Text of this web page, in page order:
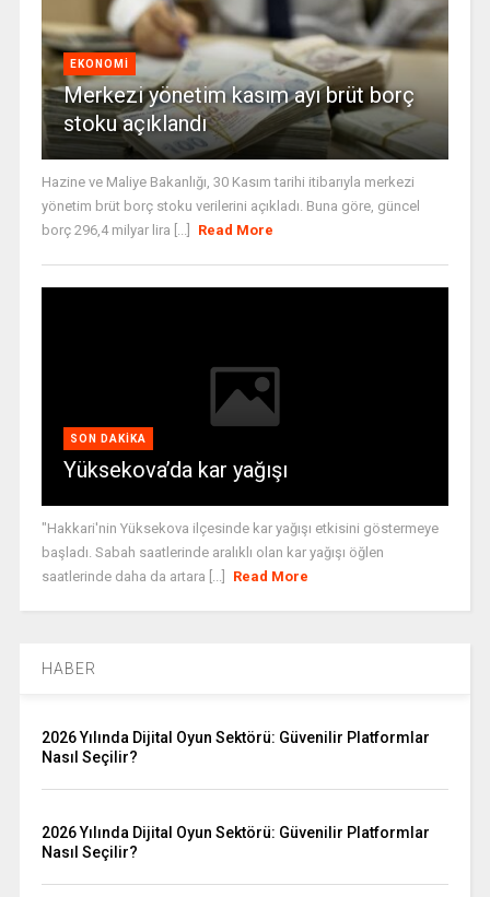
EKONOMI
Merkezi yönetim kasım ayı brüt borç
stoku açıklandı
Hazine ve Maliye Bakanlığı, 30 Kasım tarihi itibarıyla merkezi
yönetim brüt borç stoku verilerini açıkladı. Buna göre, güncel
borç 296,4 milyar lira [...]
Read More
SON DAKIKA
Yüksekova’da kar yağışı
"Hakkari'nin Yüksekova ilçesinde kar yağışı etkisini göstermeye
başladı. Sabah saatlerinde aralıklı olan kar yağışı öğlen
saatlerinde daha da artara [...]
Read More
HABER
2026 Yılında Dijital Oyun Sektörü: Güvenilir Platformlar
Nasıl Seçilir?
2026 Yılında Dijital Oyun Sektörü: Güvenilir Platformlar
Nasıl Seçilir?